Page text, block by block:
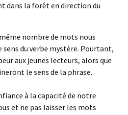
dans la forêt en direction du
nombre de mots nous
du verbe mystère. Pourtant,
aux jeunes lecteurs, alors que
le sens de la phrase.
à la capacité de notre
et ne pas laisser les mots